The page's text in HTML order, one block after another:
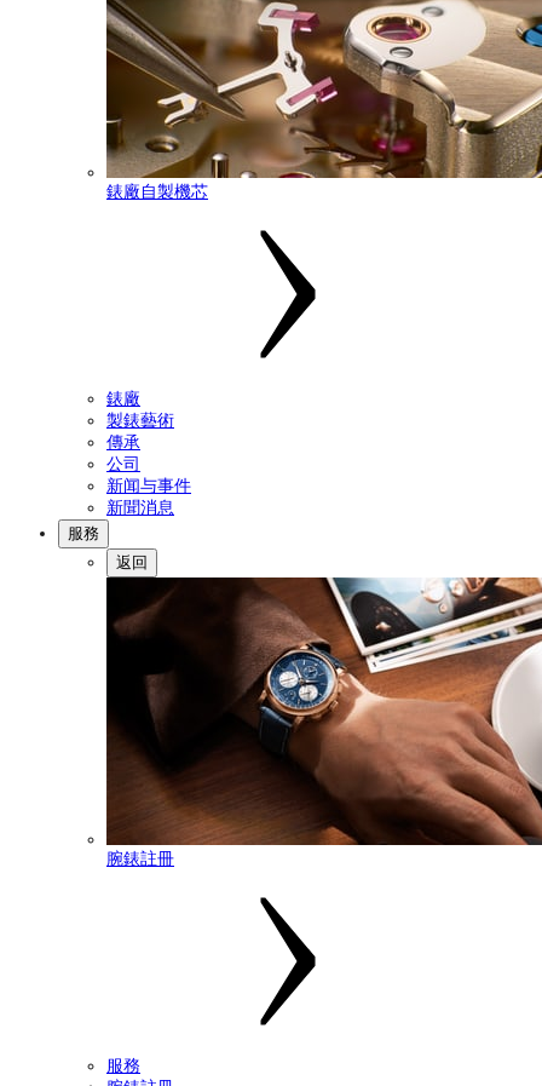
錶廠自製機芯
錶廠
製錶藝術
傳承
公司
新闻与事件
新聞消息
服務
返回
腕錶註冊
服務